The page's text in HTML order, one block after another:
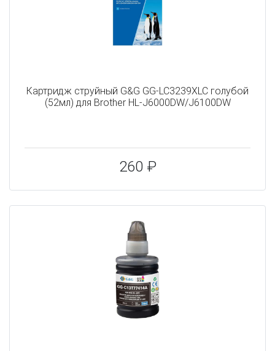
Картридж струйный G&G GG-LC3239XLC голубой
(52мл) для Brother HL-J6000DW/J6100DW
260 ₽